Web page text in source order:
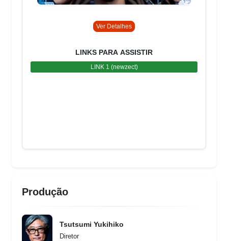
Ver Detalhes
LINKS PARA ASSISTIR
LINK 1 (newzect)
Produção
Tsutsumi Yukihiko
Diretor